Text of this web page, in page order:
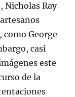
Nicholas Ray
George
casi
este
de la